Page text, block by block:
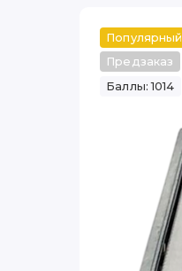
Популярный
Предзаказ
Баллы: 1014